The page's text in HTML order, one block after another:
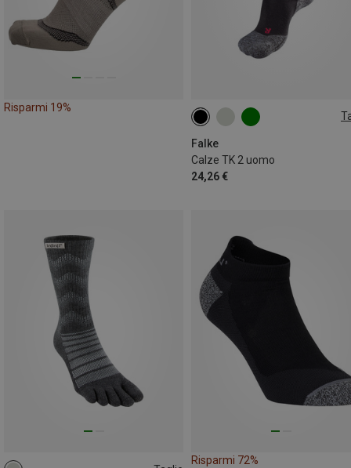
Risparmi 19%
Falke
Calze TK 2 uomo
24,26 €
39|40|41
46|47|48
49|50
Risparmi 72%